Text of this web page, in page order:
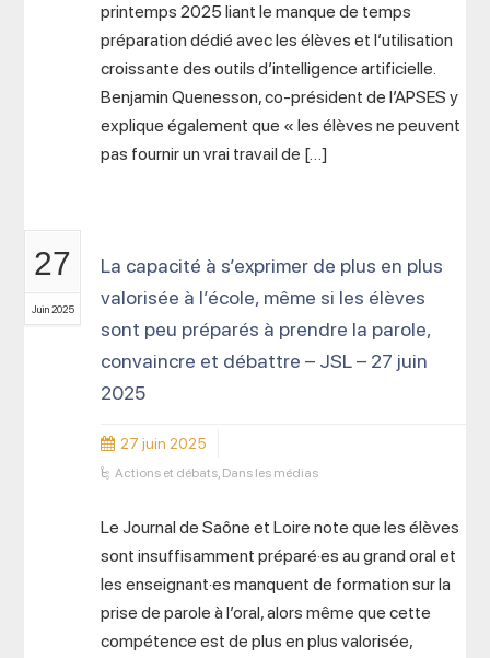
printemps 2025 liant le manque de temps
préparation dédié avec les élèves et l’utilisation
croissante des outils d’intelligence artificielle.
Benjamin Quenesson, co-président de l’APSES y
explique également que « les élèves ne peuvent
pas fournir un vrai travail de […]
27
Juin 2025
La capacité à s’exprimer de plus en plus
valorisée à l’école, même si les élèves
sont peu préparés à prendre la parole,
convaincre et débattre – JSL – 27 juin
2025
27 juin 2025
Actions et débats, Dans les médias
Le Journal de Saône et Loire note que les élèves
sont insuffisamment préparé·es au grand oral et
les enseignant·es manquent de formation sur la
prise de parole à l’oral, alors même que cette
compétence est de plus en plus valorisée,